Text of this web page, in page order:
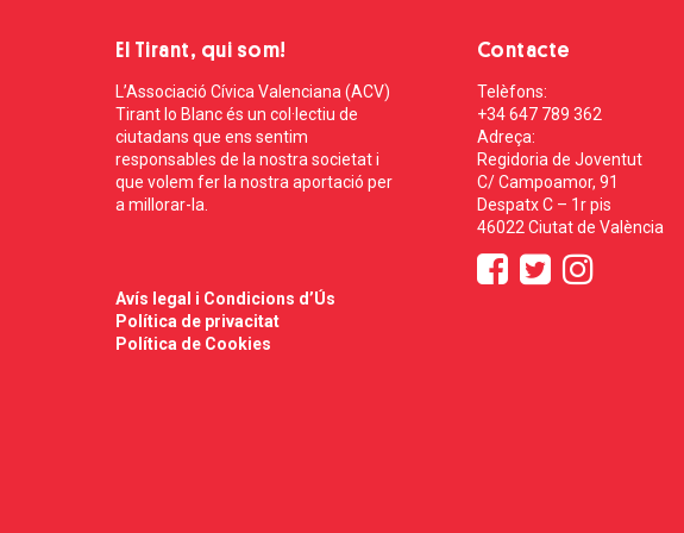
El Tirant, qui som!
L’Associació Cívica Valenciana (ACV)
Tirant lo Blanc és un col·lectiu de
ciutadans que ens sentim
responsables de la nostra societat i
que volem fer la nostra aportació per
a millorar-la.
Avís legal i Condicions d’Ús
Política de privacitat
Política de Cookies
Contacte
Telèfons:
+34 647 789 362
Adreça:
Regidoria de Joventut
C/ Campoamor, 91
Despatx C – 1r pis
46022 Ciutat de València